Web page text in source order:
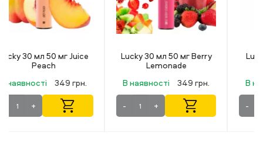
Lucky 30 мл 50 мг Berry
Lemonade
В наявності 349 грн.
+
Lucky 30 мл 50 мг Pink
Lemonade
В наявності 349 грн.
+